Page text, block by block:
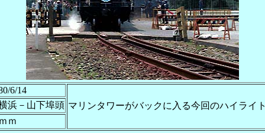
6/14
マリンタワーがバックに入る今回のハイライ
浜－山下埠頭
ｍ